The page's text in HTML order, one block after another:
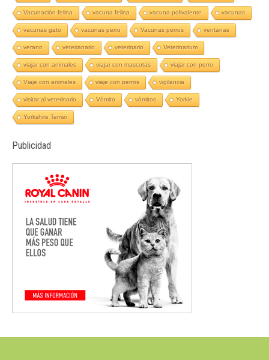
Vacunación felina vacuna felina vacuna polivalente vacunas
vacunas gato vacunas perro Vacunas perros ventanas
verano veterianario veterinario Veterinarium
viajar con animales viajar con mascotas viajar con perro
Viaje con animales viaje con perros vigilancia
visitar al veterinario Vómito vómitos Yorkie
Yorkshire Terrier
Publicidad